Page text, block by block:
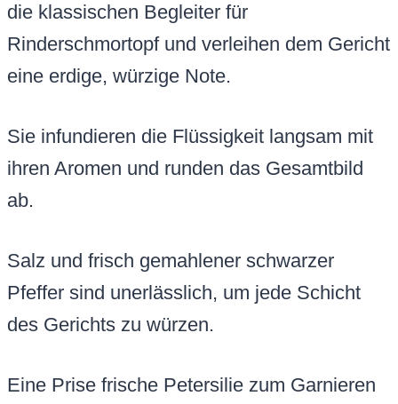
die klassischen Begleiter für
Rinderschmortopf und verleihen dem Gericht
eine erdige, würzige Note.
Sie infundieren die Flüssigkeit langsam mit
ihren Aromen und runden das Gesamtbild
ab.
Salz und frisch gemahlener schwarzer
Pfeffer sind unerlässlich, um jede Schicht
des Gerichts zu würzen.
Eine Prise frische Petersilie zum Garnieren